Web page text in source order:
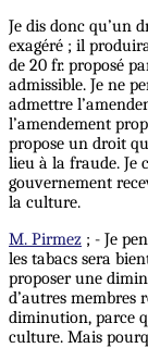
Je dis donc qu’un
exagéré ; il
de 20 fr. proposé
admissible. Je ne
admettre
l’amendement
propose un droit
lieu à la fraude. Je
gouvernement
la culture.
M. Pirmez ; - Je
les tabacs sera
proposer une
d’autres membres
diminution, parce
culture. Mais